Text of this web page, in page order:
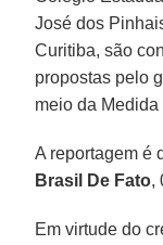
José dos
Curitiba, são
propostas pelo
meio da
A reportagem é
Brasil De Fato,
Em virtude do